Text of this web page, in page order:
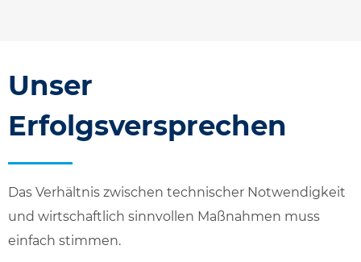
Unser
Erfolgsversprechen
Das Verhältnis zwischen technischer Notwendigkeit
und wirtschaftlich sinnvollen Maßnahmen muss
einfach stimmen.